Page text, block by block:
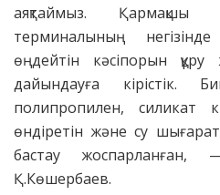
аяқтаймыз. Қармақшы
терминалының
өңдейтін кәсіпорын
дайындауға кірістік.
полипропилен, силикат
өндіретін және су
бастау
Қ.Көшербаев.